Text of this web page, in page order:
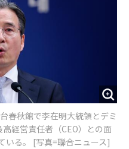
春秋館で李在明大統領とデミ
経営責任者（CEO）との面
いる。 [写真=聯合ニュース]